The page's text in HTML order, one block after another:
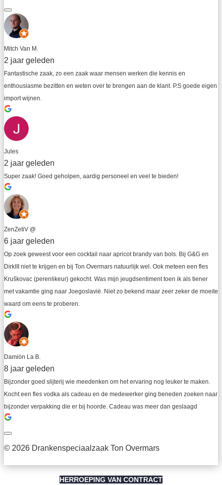
Mitch Van M.
2 jaar geleden
Fantastische zaak, zo een zaak waar mensen werken die kennis en
enthousiasme bezitten en weten over te brengen aan de klant. P.S goede eigen
import wijnen.
Jules
2 jaar geleden
Super zaak! Goed geholpen, aardig personeel en veel te bieden!
ZenZetiV @
6 jaar geleden
Op zoek geweest voor een cocktail naar apricot brandy van bols. Bij G&G en
DirkIII niet te krijgen en bij Ton Overmars natuurlijk wel. Ook meteen een fles
Kruškovac (perenlikeur) gekocht. Was mijn jeugdsentiment toen ik als tiener
met vakamtie ging naar Joegoslavië. Niet zo bekend maar zeer zeker de moeite
waard om eens te proberen.
Damiön La B.
8 jaar geleden
Bijzonder goed slijterij wie meedenken om het ervaring nog leuker te maken.
Kocht een fles vodka als cadeau en de medewerker ging beneden zoeken naar
bijzonder verpakking die er bij hoorde. Cadeau was meer dan geslaagd
© 2026 Drankenspeciaalzaak Ton Overmars
HERROEPING VAN CONTRACT